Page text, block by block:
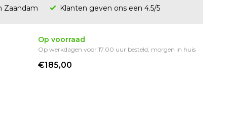
Zaandam Klanten geven ons een 4.5/5
Op voorraad
Op werkdagen voor 17.00 uur besteld, morgen in huis
€185,00